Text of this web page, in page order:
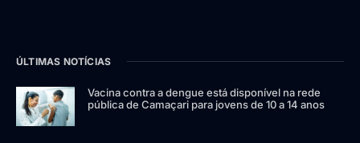
ÚLTIMAS NOTÍCIAS
Vacina contra a dengue está disponível na rede
pública de Camaçari para jovens de 10 a 14 anos